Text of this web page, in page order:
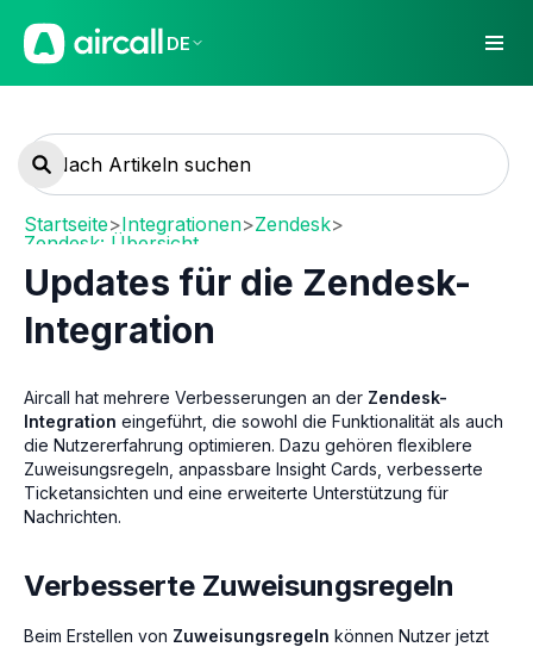
DE
Startseite>Integrationen>Zendesk>
Zendesk: Übersicht
Updates für die Zendesk-
Integration
Aircall hat mehrere Verbesserungen an der Zendesk-
Integration eingeführt, die sowohl die Funktionalität als auch
die Nutzererfahrung optimieren. Dazu gehören flexiblere
Zuweisungsregeln, anpassbare Insight Cards, verbesserte
Ticketansichten und eine erweiterte Unterstützung für
Nachrichten.
Verbesserte Zuweisungsregeln
Beim Erstellen von Zuweisungsregeln können Nutzer jetzt